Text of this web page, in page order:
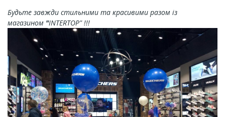
Будьте завжди стильними та красивими разом із
магазином "INTERTOP" !!!